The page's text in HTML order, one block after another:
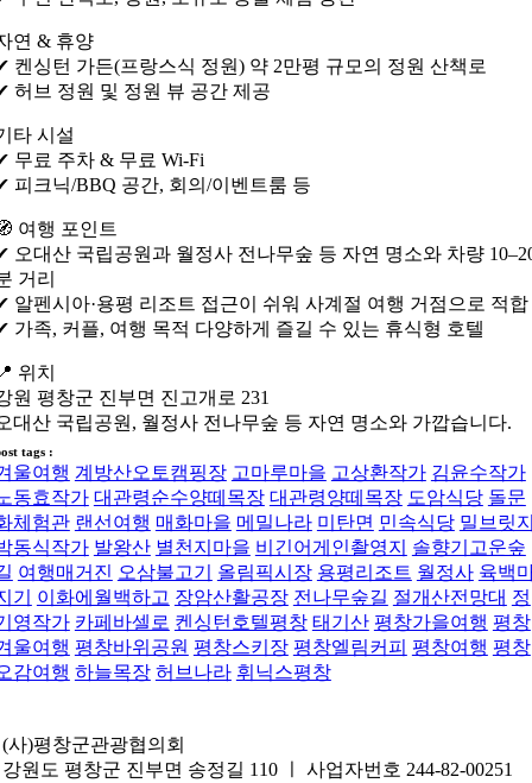
연 & 휴양
켄싱턴 가든(프랑스식 정원) 약 2만평 규모의 정원 산책로
허브 정원 및 정원 뷰 공간 제공
타 시설
무료 주차 & 무료 Wi-Fi
피크닉/BBQ 공간, 회의/이벤트룸 등
여행 포인트
오대산 국립공원과 월정사 전나무숲 등 자연 명소와 차량
거리
알펜시아·용평 리조트 접근이 쉬워 사계절 여행 거점으로 적합
가족, 커플, 여행 목적 다양하게 즐길 수 있는 휴식형 호텔
위치
원 평창군 진부면 진고개로 231
대산 국립공원, 월정사 전나무숲 등 자연 명소와 가깝습니다.
tags :
울여행 계방산오토캠핑장 고마루마을 고상환작가 김윤수작가
동효작가 대관령순수양떼목장 대관령양떼목장 도암식당 돌문
체험관 랜선여행 매화마을 메밀나라 미탄면 민속식당 밀브릿
동식작가 발왕산 별천지마을 비긴어게인촬영지
솔향기고운숲
여행매거진 오삼불고기 올림픽시장 용평리조트 월정사 육백
기
이화에월백하고 장암산활공장 전나무숲길 절개산전망대 정
영작가 카페바셀로 켄싱턴호텔평창 태기산 평창가을여행 평창
울여행 평창바위공원 평창스키장 평창엘림커피 평창여행 평창
감여행 하늘목장 허브나라 휘닉스평창
(사)평창군관광협의회
강원도 평창군 진부면 송정길 110 ㅣ 사업자번호 244-82-00251